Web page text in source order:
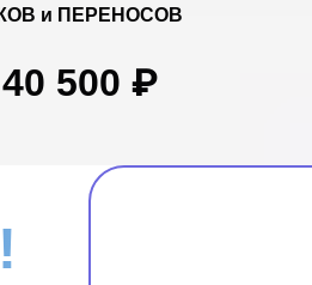
и ПЕРЕНОСОВ
40 500 ₽